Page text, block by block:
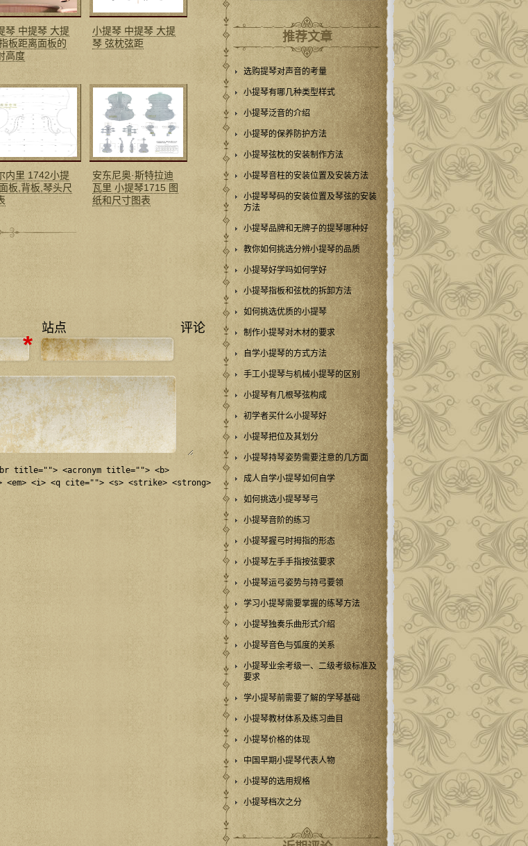
琴 中提琴 大提
板距离面板的
高度
小提琴 中提琴 大提
琴 弦枕弦距
内里 1742小提
板,背板,琴头尺
安东尼奥·斯特拉迪
瓦里 小提琴1715 图
纸和尺寸图表
*
站点 评论
title=""> <acronym title=""> <b>
<i> <q cite=""> <s> <strike> <strong>
推荐文章
选购提琴对声音的考量
小提琴有哪几种类型样式
小提琴泛音的介绍
小提琴的保养防护方法
小提琴弦枕的安装制作方法
小提琴音柱的安装位置及安装方法
小提琴琴码的安装位置及琴弦的安装
方法
小提琴品牌和无牌子的提琴哪种好
教你如何挑选分辨小提琴的品质
小提琴好学吗如何学好
小提琴指板和弦枕的拆卸方法
如何挑选优质的小提琴
制作小提琴对木材的要求
自学小提琴的方式方法
手工小提琴与机械小提琴的区别
小提琴有几根琴弦构成
初学者买什么小提琴好
小提琴把位及其划分
小提琴持琴姿势需要注意的几方面
成人自学小提琴如何自学
如何挑选小提琴琴弓
小提琴音阶的练习
小提琴握弓时拇指的形态
小提琴左手手指按弦要求
小提琴运弓姿势与持弓要领
学习小提琴需要掌握的练琴方法
小提琴独奏乐曲形式介绍
小提琴音色与弧度的关系
小提琴业余考级一、二级考级标准及
要求
学小提琴前需要了解的学琴基础
小提琴教材体系及练习曲目
小提琴价格的体现
中国早期小提琴代表人物
小提琴的选用规格
小提琴档次之分